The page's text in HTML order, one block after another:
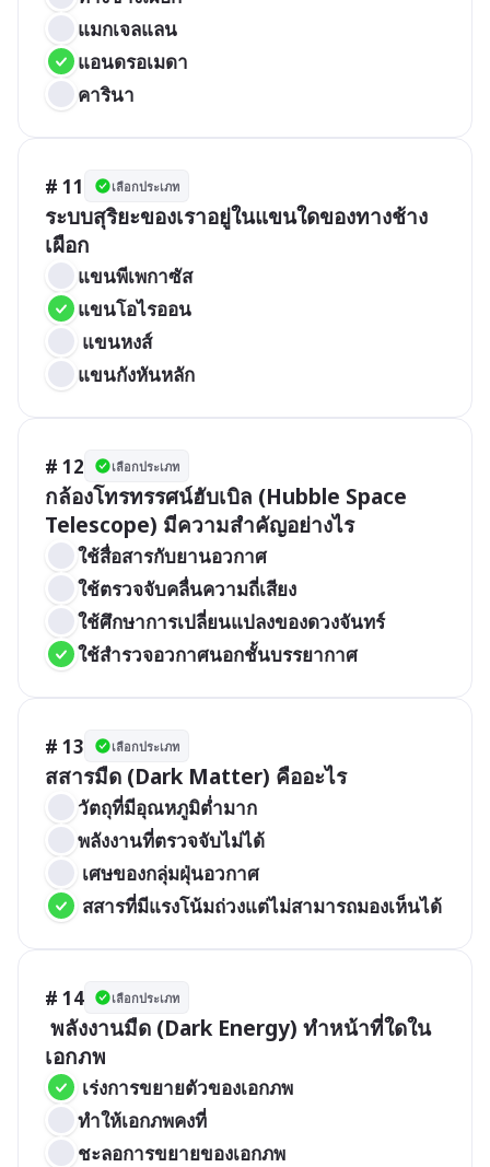
แมกเจลแลน
แอนดรอเมดา
คารินา
# 11 เลือกประเภท
ระบบสุริยะของเราอยู่ในแขนใดของทางช้าง
เผือก
แขนพีเพกาซัส
แขนโอไรออน
แขนหงส์
แขนกังหันหลัก
# 12 เลือกประเภท
กล้องโทรทรรศน์ฮับเบิล (Hubble Space
Telescope) มีความสำคัญอย่างไร
ใช้สื่อสารกับยานอวกาศ
ใช้ตรวจจับคลื่นความถี่เสียง
ใช้ศึกษาการเปลี่ยนแปลงของดวงจันทร์
ใช้สำรวจอวกาศนอกชั้นบรรยากาศ
# 13 เลือกประเภท
สสารมืด (Dark Matter) คืออะไร
วัตถุที่มีอุณหภูมิต่ำมาก
พลังงานที่ตรวจจับไม่ได้
เศษของกลุ่มฝุ่นอวกาศ
สสารที่มีแรงโน้มถ่วงแต่ไม่สามารถมองเห็นได้
# 14 เลือกประเภท
เอกภพ
เร่งการขยายตัวของเอกภพ
ทำให้เอกภพคงที่
ชะลอการขยายของเอกภพ